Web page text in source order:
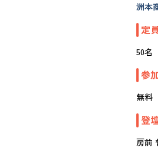
洲本
定
50名
参
無料
登
房前